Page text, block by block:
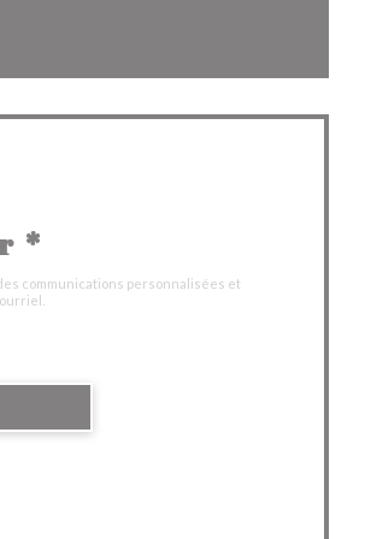
*
communications personnalisées et